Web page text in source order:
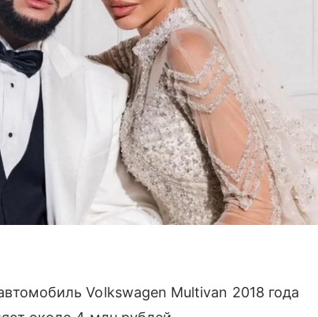
Volkswagen Multivan 2018 года